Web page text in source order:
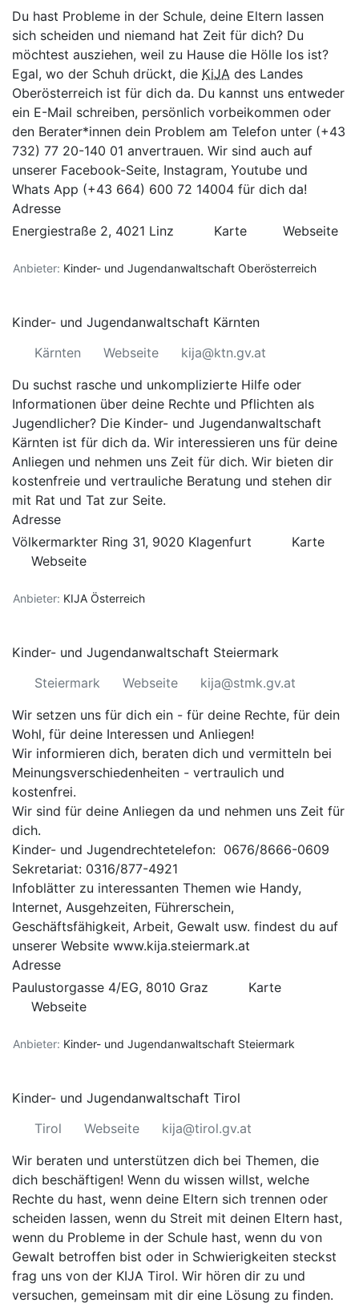
Du hast Probleme in der Schule, deine Eltern lassen
sich scheiden und niemand hat Zeit für dich? Du
möchtest ausziehen, weil zu Hause die Hölle los ist?
Egal, wo der Schuh drückt, die KiJA des Landes
Oberösterreich ist für dich da. Du kannst uns entweder
ein E-Mail schreiben, persönlich vorbeikommen oder
den Berater*innen dein Problem am Telefon unter (+43
732) 77 20-140 01 anvertrauen. Wir sind auch auf
unserer Facebook-Seite, Instagram, Youtube und
Whats App (+43 664) 600 72 14004 für dich da!
Adresse
Energiestraße 2, 4021 Linz
Karte Webseite
Anbieter: Kinder- und Jugendanwaltschaft Oberösterreich
Kinder- und Jugendanwaltschaft Kärnten
Kärnten
Webseite
kija@ktn.gv.at
Du suchst rasche und unkomplizierte Hilfe oder
Informationen über deine Rechte und Pflichten als
Jugendlicher? Die Kinder- und Jugendanwaltschaft
Kärnten ist für dich da. Wir interessieren uns für deine
Anliegen und nehmen uns Zeit für dich. Wir bieten dir
kostenfreie und vertrauliche Beratung und stehen dir
mit Rat und Tat zur Seite.
Adresse
Völkermarkter Ring 31, 9020 Klagenfurt
Karte
Webseite
Anbieter: KIJA Österreich
Kinder- und Jugendanwaltschaft Steiermark
Steiermark
Webseite
kija@stmk.gv.at
Wir setzen uns für dich ein - für deine Rechte, für dein
Wohl, für deine Interessen und Anliegen!
Wir informieren dich, beraten dich und vermitteln bei
Meinungsverschiedenheiten - vertraulich und
kostenfrei.
Wir sind für deine Anliegen da und nehmen uns Zeit für
dich.
Kinder- und Jugendrechtetelefon: 0676/8666-0609
Sekretariat: 0316/877-4921
Infoblätter zu interessanten Themen wie Handy,
Internet, Ausgehzeiten, Führerschein,
Geschäftsfähigkeit, Arbeit, Gewalt usw. findest du auf
unserer Website www.kija.steiermark.at
Adresse
Paulustorgasse 4/EG, 8010 Graz
Karte
Webseite
Anbieter: Kinder- und Jugendanwaltschaft Steiermark
Kinder- und Jugendanwaltschaft Tirol
Tirol
Webseite
kija@tirol.gv.at
Wir beraten und unterstützen dich bei Themen, die
dich beschäftigen! Wenn du wissen willst, welche
Rechte du hast, wenn deine Eltern sich trennen oder
scheiden lassen, wenn du Streit mit deinen Eltern hast,
wenn du Probleme in der Schule hast, wenn du von
Gewalt betroffen bist oder in Schwierigkeiten steckst
frag uns von der KIJA Tirol. Wir hören dir zu und
versuchen, gemeinsam mit dir eine Lösung zu finden.